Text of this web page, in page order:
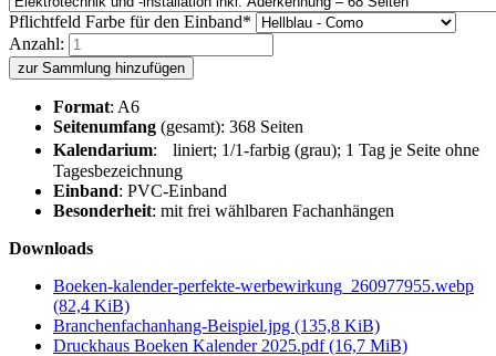
Pflichtfeld Farbe für den Einband*
Anzahl:
zur Sammlung hinzufügen
Format: A6
Seitenumfang (gesamt): 368 Seiten
Kalendarium: liniert; 1/1-farbig (grau); 1 Tag je Seite ohne
Tagesbezeichnung
Einband: PVC-Einband
Besonderheit: mit frei wählbaren Fachanhängen
Downloads
Boeken-kalender-perfekte-werbewirkung_260977955.webp
(82,4 KiB)
Branchenfachanhang-Beispiel.jpg (135,8 KiB)
Druckhaus Boeken Kalender 2025.pdf(16,7 MiB)